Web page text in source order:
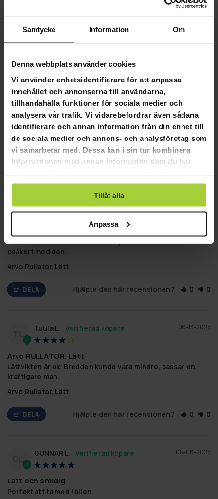
Samtycke Information Om
Denna webbplats använder cookies
Vi använder enhetsidentifierare för att anpassa
innehållet och annonserna till användarna,
tillhandahålla funktioner för sociala medier och
analysera vår trafik. Vi vidarebefordrar även sådana
identifierare och annan information från din enhet till
de sociala medier och annons- och analysföretag som
vi samarbetar med. Dessa kan i sin tur kombinera
informationen med annan information som du har
använt deras tjänster.
Tillåt alla
Anpassa
SKRIV EN RECENSION
STÄLL EN FRÅGA
Recensioner Frågor
osäkert med den.
Arvo Rullator, Lätt
DELA Hjälpte den här recensionen? 0 0
TL
08-13-2025
Tuula L.
Arvo RULLATOR, Lätt
Lättvikten är ok. Bredden kunde vara mindre, passar en
kraftigare man.
Arvo Rullator, Lätt
DELA Hjälpte den här recensionen? 0 0
GL
08-08-2025
GUNNAR L.
Lätt och smidig
Perfekt att ta med i bilen.